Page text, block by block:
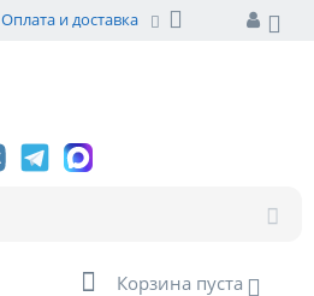
Оплата и доставка
Корзина пуста